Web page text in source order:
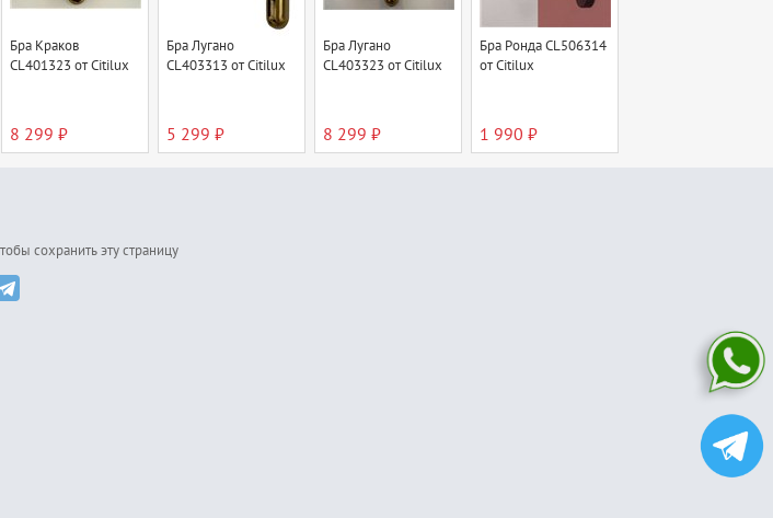
Бра Краков
CL401323 от Citilux
8 299 ₽
Бра Лугано
CL403313 от Citilux
5 299 ₽
Бра Лугано
CL403323 от Citilux
8 299 ₽
Бра Ронда CL506314
от Citilux
1 990 ₽
сохранить эту страницу